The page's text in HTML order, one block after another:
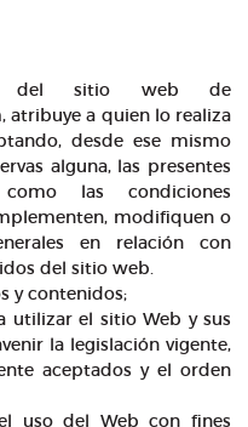
del sitio web de
a quien lo realiza
desde ese mismo
alguna, las presentes
las condiciones
modifiquen o
en relación con
del sitio web.
y contenidos;
utilizar el sitio Web y sus
la legislación vigente,
aceptados y el orden
uso del Web con fines